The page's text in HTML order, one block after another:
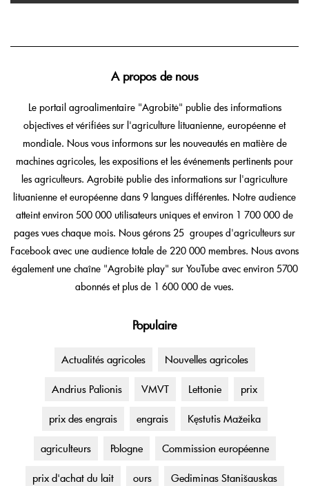
A propos de nous
Le portail agroalimentaire "Agrobitė" publie des informations
objectives et vérifiées sur l'agriculture lituanienne, européenne et
mondiale. Nous vous informons sur les nouveautés en matière de
machines agricoles, les expositions et les événements pertinents pour
les agriculteurs. Agrobitė publie des informations sur l'agriculture
lituanienne et européenne dans 9 langues différentes. Notre audience
atteint environ 500 000 utilisateurs uniques et environ 1 700 000 de
pages vues chaque mois. Nous gérons 25 groupes d'agriculteurs sur
Facebook avec une audience totale de 220 000 membres. Nous avons
également une chaîne "Agrobitė play" sur YouTube avec environ 5700
abonnés et plus de 1 600 000 de vues.
Populaire
Actualités agricoles Nouvelles agricoles
Andrius Palionis VMVT Lettonie prix
prix des engrais engrais Kęstutis Mažeika
agriculteurs Pologne Commission européenne
prix d'achat du lait ours Gediminas Stanišauskas